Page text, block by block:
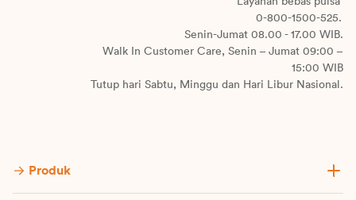
0-800-1500-525.
Senin-Jumat 08.00 - 17.00 WIB.
Walk In Customer Care, Senin – Jumat 09:00 –
15:00 WIB
Tutup hari Sabtu, Minggu dan Hari Libur Nasional.
Produk